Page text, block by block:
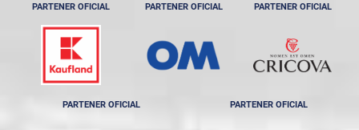
PARTENER OFICIAL PARTENER OFICIAL PARTENER OFICIAL
PARTENER OFICIAL PARTENER OFICIAL